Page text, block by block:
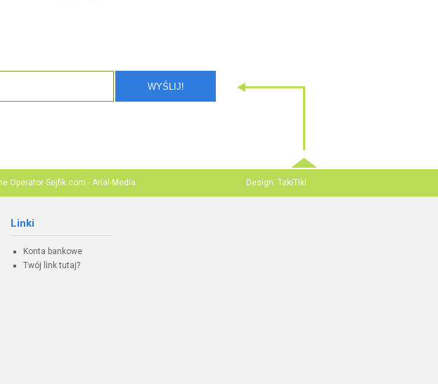
Operator Sejfik.com - Arial-Media Design: TakiTiki
Linki
Konta bankowe
Twój link tutaj?